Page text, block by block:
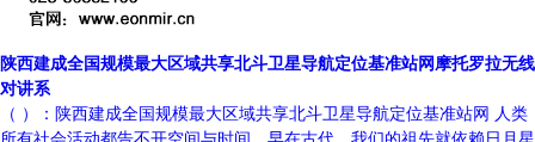
陕西建成全国规模最大区域共享北斗卫星导航定位基准站网摩托罗拉无线
对讲系
（ ）：陕西建成全国规模最大区域共享北斗卫星导航定位基准站网 人类
所有社会活动都告不开空间与时间。早在古代，我们的祖先就依赖日月星